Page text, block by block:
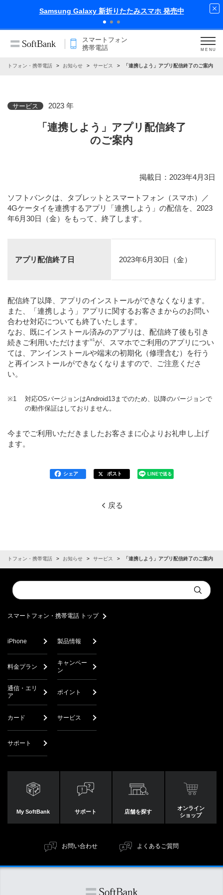
Samsung Galaxy 新折りたたみスマホ 発売中
スマートフォン
携帯電話
MENU
ートフォン・携帯電話 お知らせ サービス 「連携しよう」アプリ配信終了のご案内
サービス 2023 年
「連携しよう」アプリ配信終了
のご案内
掲載日：2023年4月3日
ソフトバンクは、タブレットとスマートフォン（スマホ）／
4Gケータイを連携するアプリ「連携しよう」の配信を、2023
年6月30日（金）をもって、終了します。
アプリ配信終了日 2023年6月30日（金）
配信終了以降、アプリのインストールができなくなります。
また、「連携しよう」アプリに関するお客さまからのお問い
合わせ対応についても終了いたします。
なお、既にインストール済みのアプリは、配信終了後も引き
続きご利用いただけます※1が、スマホでご利用のアプリについ
ては、アンインストールや端末の初期化（修理含む）を行う
と再インストールができなくなりますので、ご注意くださ
い。
※1
対応OSバージョンはAndroid13までのため、以降のバージョンで
の動作保証はしておりません。
今までご利用いただきましたお客さまに心よりお礼申し上げ
ます。
シェア ポスト LINEで送る
戻る
ートフォン・携帯電話 お知らせ サービス 「連携しよう」アプリ配信終了のご案内
Conduct
a
Submit
スマートフォン・携帯電話 トップ
iPhone 製品情報
料金プラン
キャンペー
ン
通信・エリ
ア
ポイント
カード サービス
サポート
My SoftBank サポート 店舗を探す
オンライン
ショップ
お問い合わせ よくあるご質問